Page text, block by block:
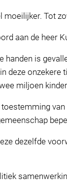
Tot
aan de heer
handen is
deze
miljoen
dezelfde